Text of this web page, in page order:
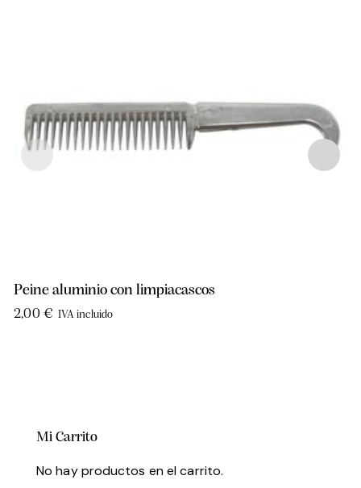
Peine aluminio con limpiacascos
2,00 € IVA incluido
Mi Carrito
No hay productos en el carrito.